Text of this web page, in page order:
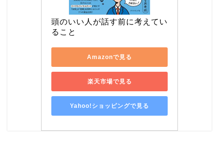
頭のいい人が話す前に考えてい
ること
Amazonで見る
楽天市場で見る
Yahoo!ショッピングで見る